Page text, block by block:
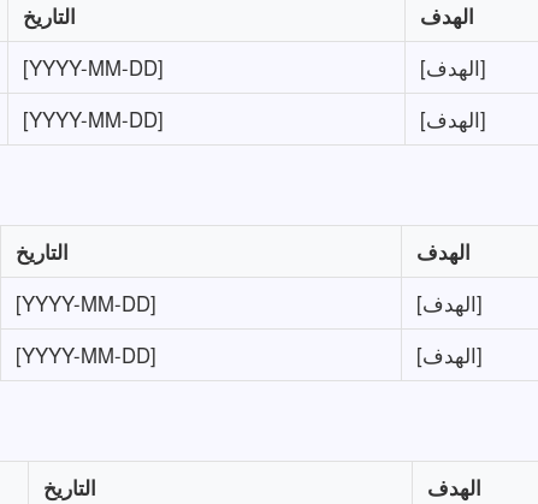
التاريخ
الهدف
[YYYY-MM-DD]
[الهدف]
[YYYY-MM-DD] [الهدف]
التاريخ
الهدف
[YYYY-MM-DD]
[الهدف]
[YYYY-MM-DD] [الهدف]
التاريخ
الهدف